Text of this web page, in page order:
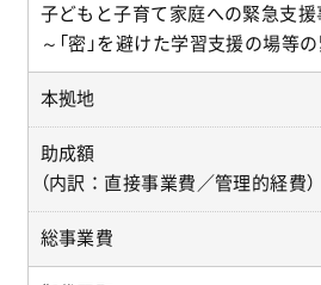
子どもと子育て家庭への緊急支援
～「密」を避けた学習支援の場等
本拠地
助成額
（内訳：直接事業費／管理的経費）
総事業費